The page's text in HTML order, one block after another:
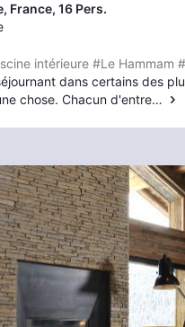
, France, 16 Pers.
intérieure #Le Hammam
dans certains des
chose. Chacun d'entre…